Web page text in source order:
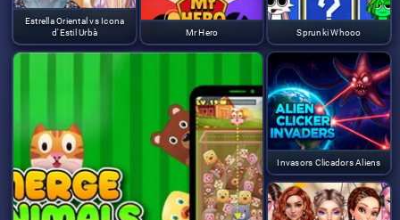
Estrella Oriental vs Icona
d'Estil Urbà
Mr Hero Sprunki Whooo
Invasors Clicadors Aliens